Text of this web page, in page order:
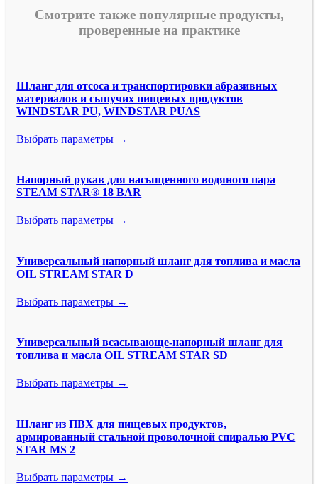
Смотрите также популярные продукты,
проверенные на практике
Шланг для отсоса и транспортировки абразивных
материалов и сыпучих пищевых продуктов
WINDSTAR PU, WINDSTAR PUAS
Выбрать параметры →
Напорный рукав для насыщенного водяного пара
STEAM STAR® 18 BAR
Выбрать параметры →
Универсальный напорный шланг для топлива и масла
OIL STREAM STAR D
Выбрать параметры →
Универсальный всасывающе-напорный шланг для
топлива и масла OIL STREAM STAR SD
Выбрать параметры →
Шланг из ПВХ для пищевых продуктов,
армированный стальной проволочной спиралью PVC
STAR MS 2
Выбрать параметры →